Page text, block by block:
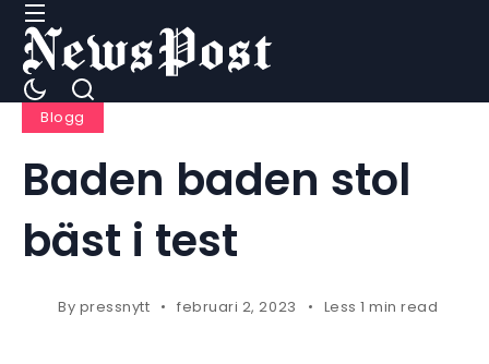
Blogg
Baden baden stol
bäst i test
By pressnytt februari 2, 2023 Less 1 min read